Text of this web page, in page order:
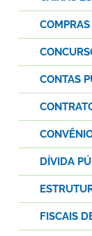
CONTAS
DÍVIDA
FISCAIS